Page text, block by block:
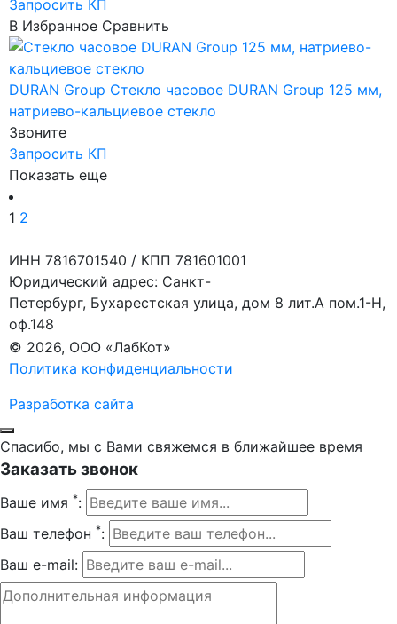
Запросить КП
В Избранное Сравнить
DURAN Group Стекло часовое DURAN Group 125 мм,
натриево-кальциевое стекло
Звоните
Запросить КП
Показать еще
1 2
ИНН 7816701540 / КПП 781601001
Юридический адрес: Санкт-
Петербург, Бухарестская улица, дом 8 лит.А пом.1-Н,
оф.148
© 2026, ООО «ЛабКот»
Политика конфиденциальности
Разработка сайта
Спасибо, мы с Вами свяжемся в ближайшее время
Заказать звонок
Ваше имя *:
Ваш телефон *:
Ваш e-mail: